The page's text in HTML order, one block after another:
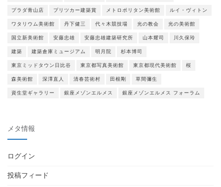
プラダ青山店 プリツカー建築賞 メトロポリタン美術館 ルイ・ヴィトン
ワタリウム美術館 丹下健三 代々木競技場 光の教会 光の美術館
国立新美術館 安藤忠雄 安藤忠雄建築研究所 山本耀司 川久保玲
建築 建築倉庫ミュージアム 明月院 杉本博司
東京ミッドタウン日比谷 東京都写真美術館 東京都現代美術館 桜
森美術館 深澤直人 清春芸術村 田根剛 草間彌生
資生堂ギャラリー 銀座メゾンエルメス 銀座メゾンエルメス フォーラム
メタ情報
ログイン
投稿フィード